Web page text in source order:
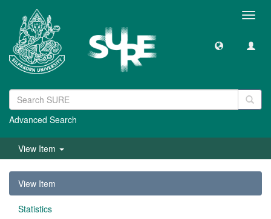
Advanced Search
View Item
View Item
Statistics